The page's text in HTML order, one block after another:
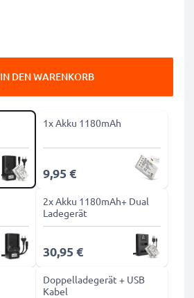
IN DEN WARENKORB
1x Akku 1180mAh
9,95 €
2x Akku 1180mAh+ Dual
Ladegerät
30,95 €
Doppelladegerät + USB
Kabel